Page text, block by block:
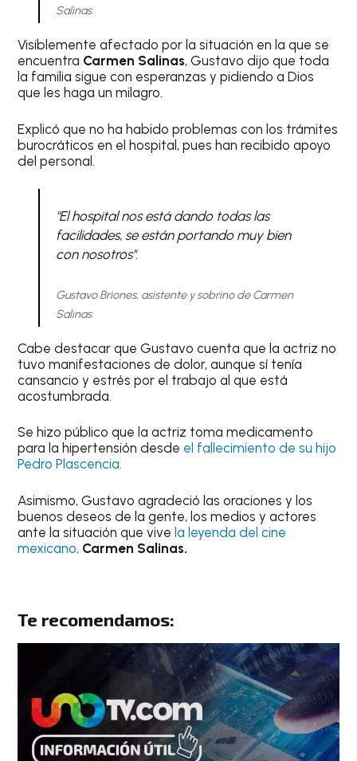
Salinas
Visiblemente afectado por la situación en la que se
encuentra Carmen Salinas, Gustavo dijo que toda
la familia sigue con esperanzas y pidiendo a Dios
que les haga un milagro.
Explicó que no ha habido problemas con los trámites
burocráticos en el hospital, pues han recibido apoyo
del personal.
"El hospital nos está dando todas las
facilidades, se están portando muy bien
con nosotros".
Gustavo Briones, asistente y sobrino de Carmen
Salinas
Cabe destacar que Gustavo cuenta que la actriz no
tuvo manifestaciones de dolor, aunque sí tenía
cansancio y estrés por el trabajo al que está
acostumbrada.
Se hizo público que la actriz toma medicamento
para la hipertensión desde el fallecimiento de su hijo
Pedro Plascencia.
Asimismo, Gustavo agradeció las oraciones y los
buenos deseos de la gente, los medios y actores
ante la situación que vivela leyenda del cine
mexicano, Carmen Salinas.
Te recomendamos: